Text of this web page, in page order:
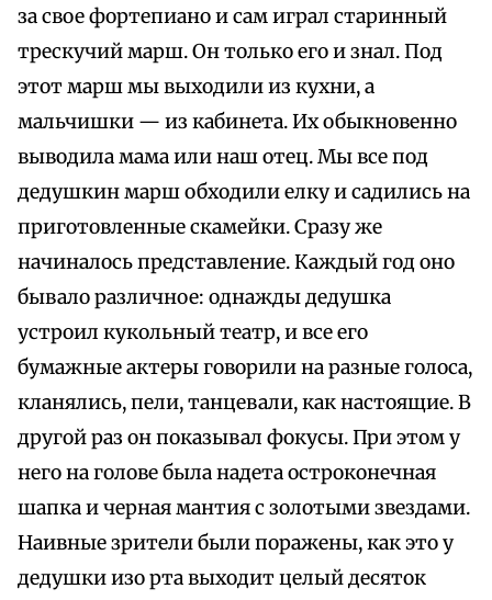
за свое фортепиано и сам играл старинный
трескучий марш. Он только его и знал. Под
этот марш мы выходили из кухни, а
мальчишки — из кабинета. Их обыкновенно
выводила мама или наш отец. Мы все под
дедушкин марш обходили елку и садились на
приготовленные скамейки. Сразу же
начиналось представление. Каждый год оно
бывало различное: однажды дедушка
устроил кукольный театр, и все его
бумажные актеры говорили на разные голоса,
кланялись, пели, танцевали, как настоящие. В
другой раз он показывал фокусы. При этом у
него на голове была надета остроконечная
шапка и черная мантия с золотыми звездами.
Наивные зрители были поражены, как это у
дедушки изо рта выходит целый десяток